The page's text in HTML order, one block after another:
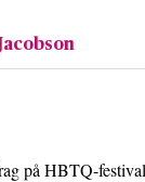
på HBTQ-